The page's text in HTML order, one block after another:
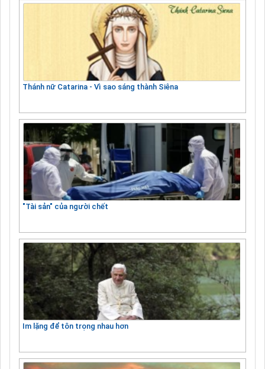
Thánh nữ Catarina - Vì sao sáng thành Siêna
"Tài sản" của người chết
Im lặng để tôn trọng nhau hơn